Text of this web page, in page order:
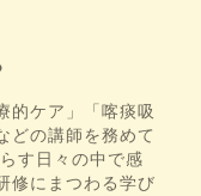
的ケア」「喀痰吸
どの講師を務めて
す日々の中で感
修にまつわる学び